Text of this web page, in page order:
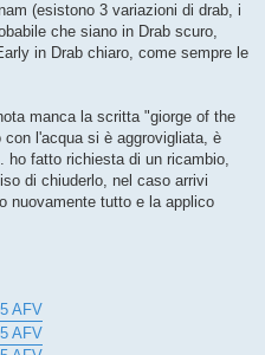
(esistono 3 variazioni di drab, i
che siano in Drab scuro,
in Drab chiaro, come sempre le
manca la scritta "giorge of the
l'acqua si è aggrovigliata, è
ho fatto richiesta di un ricambio,
di chiuderlo, nel caso arrivi
nuovamente tutto e la applico
AFV
AFV